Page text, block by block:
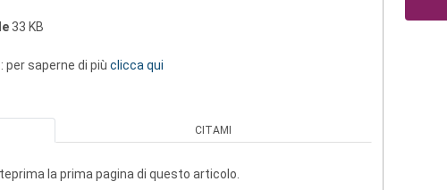
33 KB
per saperne di più clicca qui
CITAMI
la prima pagina di questo articolo.